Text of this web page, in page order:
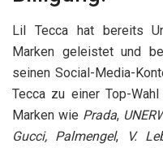
Lil Tecca hat bereits
Marken geleistet und
seinen Social-Media-
Tecca zu einer Top-
Marken wie Prada,
Gucci, Palmengel, V.